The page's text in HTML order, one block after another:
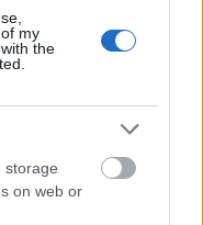
my
the
storage
on web or
nem baj, nem
bérházas
M. utca, stb., stb.
lakást bérelni, mint
körülírható
papolnak
oktatásról,
cigány.